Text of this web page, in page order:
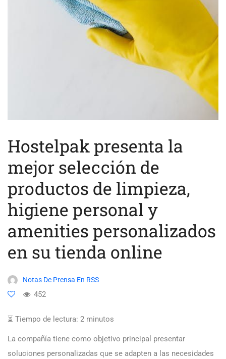
Hostelpak presenta la
mejor selección de
productos de limpieza,
higiene personal y
amenities personalizados
en su tienda online
Notas De Prensa En RSS
452
⏳ Tiempo de lectura: 2 minutos
La compañía tiene como objetivo principal presentar
soluciones personalizadas que se adapten a las necesidades